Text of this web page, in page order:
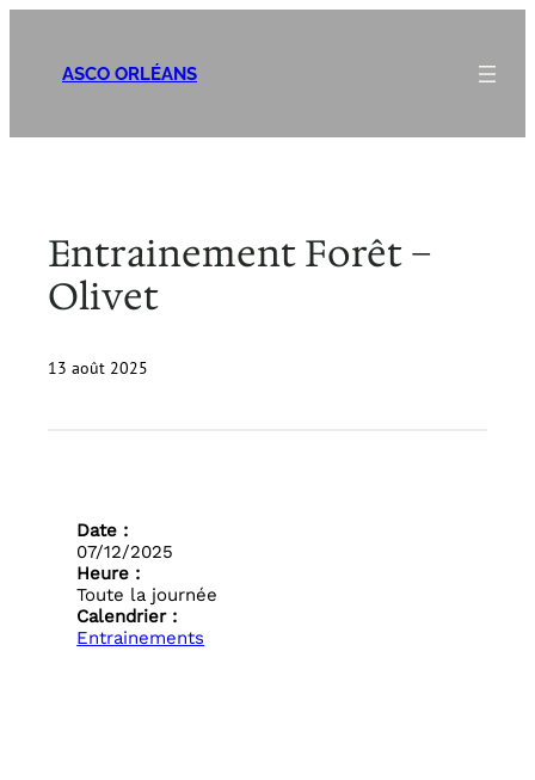
contenuASCO ORLÉANS
Entrainement Forêt –
Olivet
13 août 2025
Date :
07/12/2025
Heure :
Toute la journée
Calendrier :
Entrainements